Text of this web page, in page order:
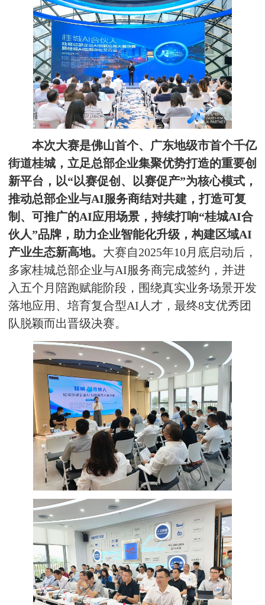
本次大赛是佛山首个、广东地级市首个千亿
街道桂城，立足总部企业集聚优势打造的重要创
新平台，以“以赛促创、以赛促产”为核心模式，
推动总部企业与AI服务商结对共建，打造可复
制、可推广的AI应用场景，持续打响“桂城AI合
伙人”品牌，助力企业智能化升级，构建区域AI
产业生态新高地。 大赛自2025年10月底启动后，
多家桂城总部企业与AI服务商完成签约，并进
入五个月陪跑赋能阶段，围绕真实业务场景开发
落地应用、培育复合型AI人才，最终8支优秀团
队脱颖而出晋级决赛。